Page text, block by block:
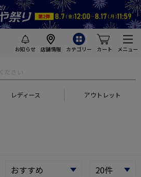
お知らせ 店舗情報 カテゴリー カート メニュー
レディース アウトレット
アップ スーツ